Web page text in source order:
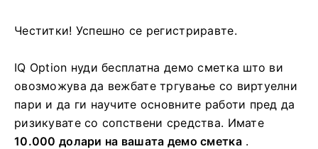
Честитки! Успешно се регистриравте.
IQ Option нуди бесплатна демо сметка што ви
овозможува да вежбате тргување со виртуелни
пари и да ги научите основните работи пред да
ризикувате со сопствени средства. Имате
10.000 долари на вашата демо сметка.